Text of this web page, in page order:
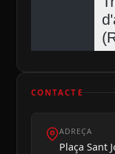
CONTACTE
ADREÇA
Plaça Sant